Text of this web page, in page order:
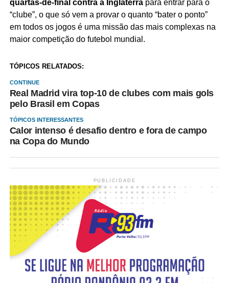
quartas-de-final contra a Inglaterrapara entrar para o
“clube”, o que só vem a provar o quanto “bater o ponto”
em todos os jogos é uma missão das mais complexas na
maior competição do futebol mundial.
TÓPICOS RELATADOS:
CONTINUE
Real Madrid vira top-10 de clubes com mais gols
pelo Brasil em Copas
TÓPICOS INTERESSANTES
Calor intenso é desafio dentro e fora de campo
na Copa do Mundo
PUBLICIDADE